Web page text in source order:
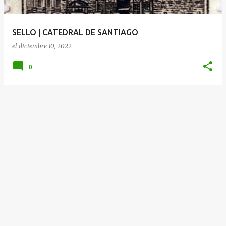
d
SELLO | CATEDRAL DE SANTIAGO
el diciembre 10, 2022
0